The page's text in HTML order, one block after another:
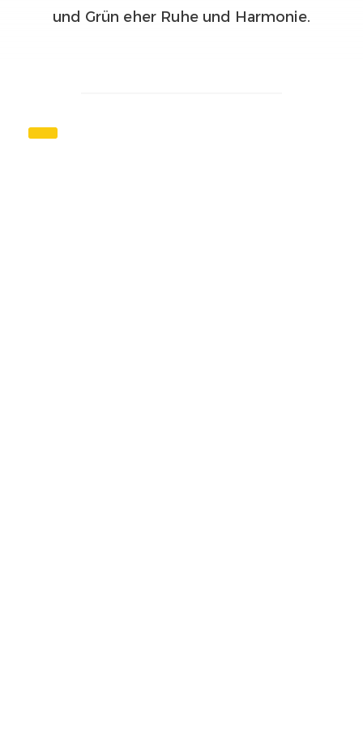
und Grün eher Ruhe und Harmonie.